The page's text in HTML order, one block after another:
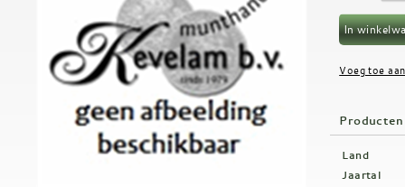
Land
Jaartal